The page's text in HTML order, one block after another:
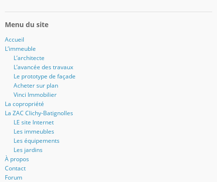
Menu du site
Accueil
L’immeuble
L’architecte
L’avancée des travaux
Le prototype de façade
Acheter sur plan
Vinci Immobilier
La copropriété
La ZAC Clichy-Batignolles
LE site Internet
Les immeubles
Les équipements
Les jardins
À propos
Contact
Forum